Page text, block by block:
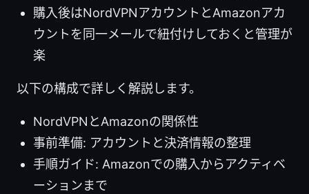
購入後はNordVPNアカウントとAmazonアカ
ウントを同一メールで紐付けしておくと管理が
楽
以下の構成で詳しく解説します。
NordVPNとAmazonの関係性
事前準備: アカウントと決済情報の整理
手順ガイド: Amazonでの購入からアクティベ
ーションまで